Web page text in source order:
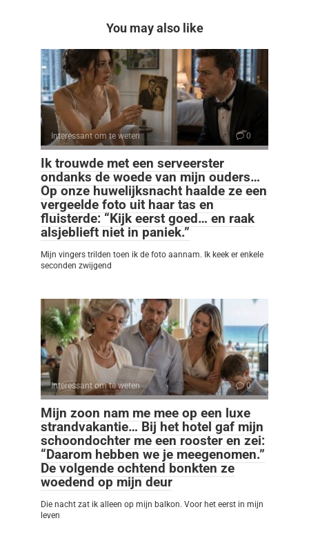
You may also like
Interessant om te weten 0
Ik trouwde met een serveerster
ondanks de woede van mijn ouders…
Op onze huwelijksnacht haalde ze een
vergeelde foto uit haar tas en
fluisterde: “Kijk eerst goed… en raak
alsjeblieft niet in paniek.”
Mijn vingers trilden toen ik de foto aannam. Ik keek er enkele
seconden zwijgend
Interessant om te weten 0
Mijn zoon nam me mee op een luxe
strandvakantie… Bij het hotel gaf mijn
schoondochter me een rooster en zei:
“Daarom hebben we je meegenomen.”
De volgende ochtend bonkten ze
woedend op mijn deur
Die nacht zat ik alleen op mijn balkon. Voor het eerst in mijn
leven